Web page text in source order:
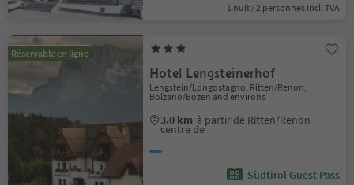
1 nuit / 2 personnes incl. TVA
Réservable en ligne
Hotel Lengsteinerhof
Lengstein/Longostagno, Ritten/Renon,
Bolzano/Bozen and environs
3.0 km à partir de Ritten/Renon
centre de
Südtirol Guest Pass